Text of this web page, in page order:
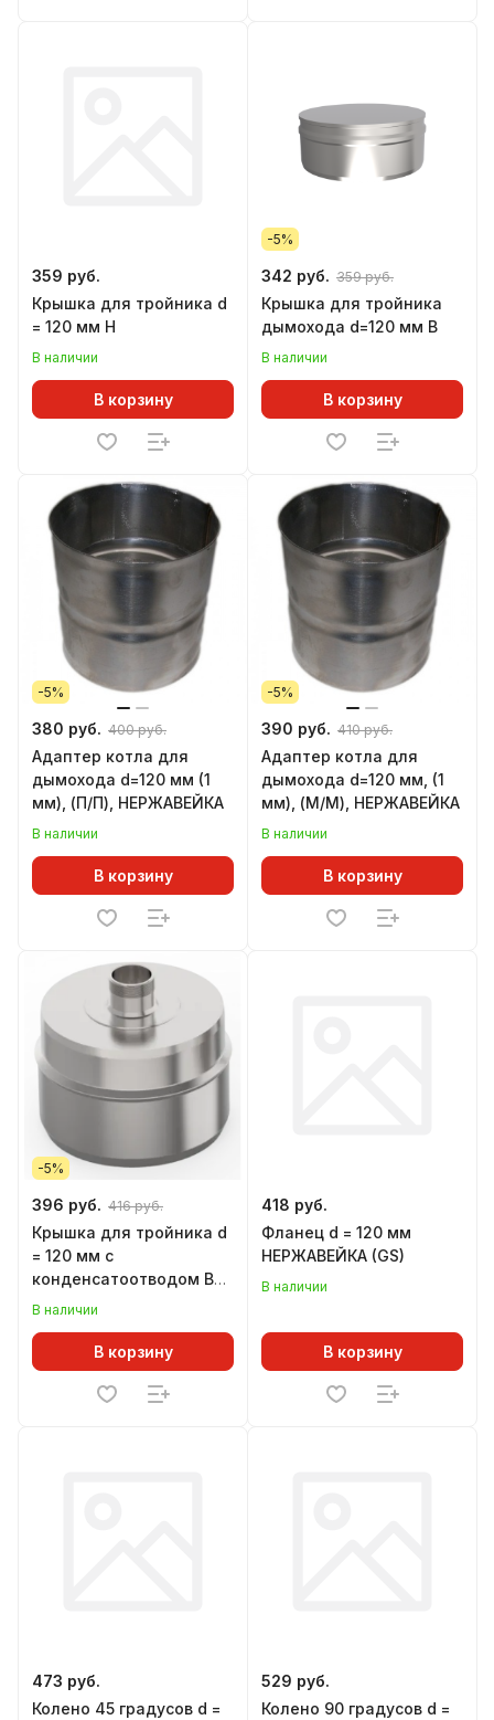
359 руб.
Крышка для тройника d
= 120 мм Н
В наличии
В корзину
-5%
342 руб. 359 руб.
Крышка для тройника
дымохода d=120 мм В
В наличии
В корзину
-5%
380 руб. 400 руб.
Адаптер котла для
дымохода d=120 мм (1
мм), (П/П), НЕРЖАВЕЙКА
В наличии
В корзину
-5%
390 руб. 410 руб.
Адаптер котла для
дымохода d=120 мм, (1
мм), (М/М), НЕРЖАВЕЙКА
В наличии
В корзину
-5%
396 руб. 416 руб.
Крышка для тройника d
= 120 мм с
конденсатоотводом В
(GS)
В наличии
В корзину
418 руб.
Фланец d = 120 мм
НЕРЖАВЕЙКА (GS)
В наличии
В корзину
473 руб.
Колено 45 градусов d =
529 руб.
Колено 90 градусов d =